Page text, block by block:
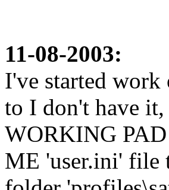
11-08-2003:
I've started
to I don't have
WORKING
ME 'user.ini' file